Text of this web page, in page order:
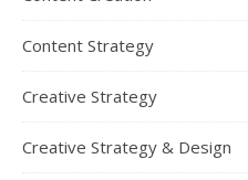
Content Strategy
Creative Strategy
Creative Strategy & Design